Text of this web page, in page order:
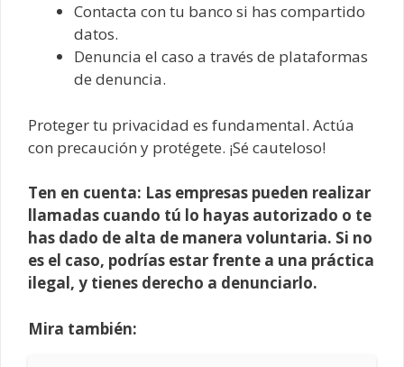
Contacta con tu banco si has compartido
datos.
Denuncia el caso a través de plataformas
de denuncia.
Proteger tu privacidad es fundamental. Actúa
con precaución y protégete. ¡Sé cauteloso!
Ten en cuenta: Las empresas pueden realizar
llamadas cuando tú lo hayas autorizado o te
has dado de alta de manera voluntaria. Si no
es el caso, podrías estar frente a una práctica
ilegal, y tienes derecho a denunciarlo.
Mira también: